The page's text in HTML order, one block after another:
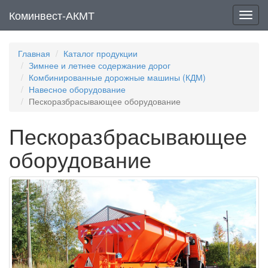
Меню
Коминвест-АКМТ
Главная
Каталог продукции
Зимнее и летнее содержание дорог
Комбинированные дорожные машины (КДМ)
Навесное оборудование
Пескоразбрасывающее оборудование
Пескоразбрасывающее
оборудование